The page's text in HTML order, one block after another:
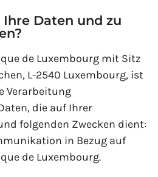
Daten und zu
de Luxembourg mit Sitz
L-2540 Luxembourg, ist
Verarbeitung
die auf Ihrer
folgenden Zwecken dient:
in Bezug auf
de Luxembourg.